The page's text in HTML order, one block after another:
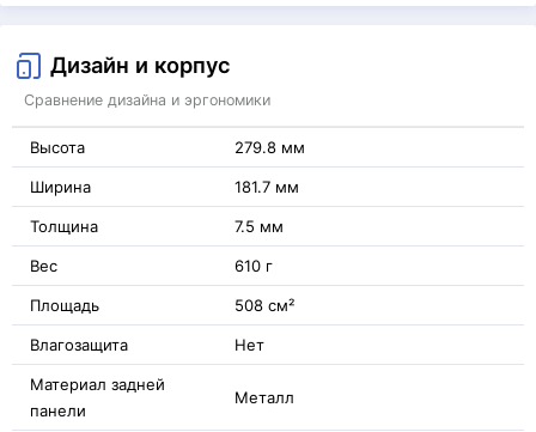
Дизайн и корпус
Сравнение дизайна и эргономики
Высота 279.8 мм
Ширина 181.7 мм
Толщина 7.5 мм
Вес 610 г
Площадь 508 см²
Влагозащита Нет
Материал задней
панели
Металл